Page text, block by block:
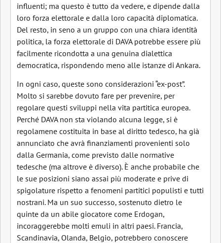
influenti; ma questo è tutto da vedere, e dipende dalla
loro forza elettorale e dalla loro capacità diplomatica.
Del resto, in seno a un gruppo con una chiara identità
politica, la forza elettorale di DAVA potrebbe essere più
facilmente ricondotta a una genuina dialettica
democratica, rispondendo meno alle istanze di Ankara.
In ogni caso, queste sono considerazioni “ex-post”.
Molto si sarebbe dovuto fare per prevenire, per
regolare questi sviluppi nella vita partitica europea.
Perché DAVA non sta violando alcuna legge, si è
regolamene costituita in base al diritto tedesco, ha già
annunciato che avrà finanziamenti provenienti solo
dalla Germania, come previsto dalle normative
tedesche (ma altrove è diverso). È anche probabile che
le sue posizioni siano assai più moderate e prive di
spigolature rispetto a fenomeni partitici populisti e tutti
nostrani. Ma un suo successo, sostenuto dietro le
quinte da un abile giocatore come Erdogan,
incoraggerebbe molti emuli in altri paesi. Francia,
Scandinavia, Olanda, Belgio, potrebbero conoscere